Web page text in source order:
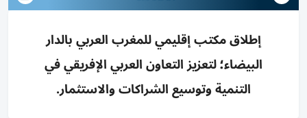
إطلاق مكتب إقليمي للمغرب العربي بالدار
البيضاء؛ لتعزيز التعاون العربي الإفريقي في
التنمية وتوسيع الشراكات والاستثمار.